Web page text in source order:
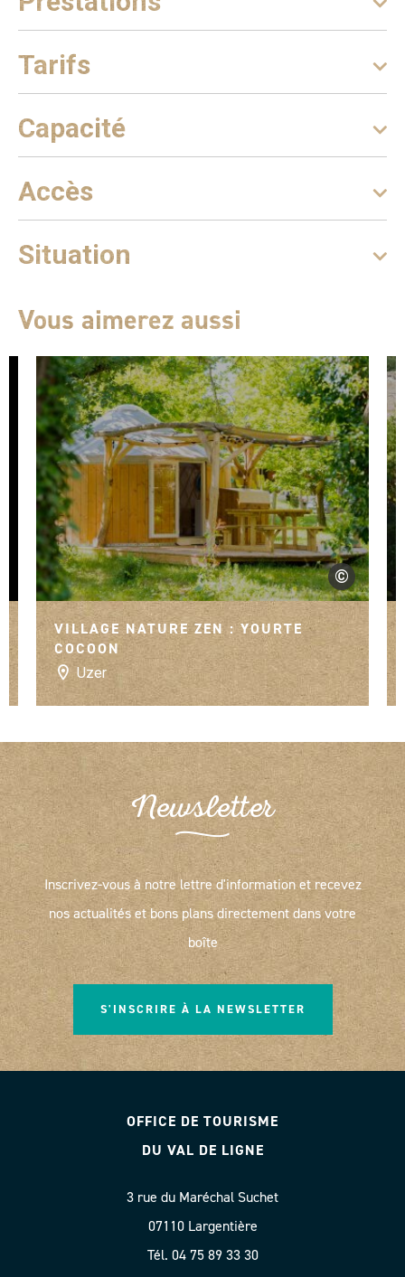
Tarifs
Capacité
Accès
Situation
Vous aimerez aussi
Fenestrier ©
©Village
VILLAGE NATURE ZEN : YOURTE
COCOON
Uzer
Newsletter
Inscrivez-vous à notre lettre d'information et recevez
nos actualités et bons plans directement dans votre
boîte
S'INSCRIRE À LA NEWSLETTER
OFFICE DE TOURISME
DU VAL DE LIGNE
3 rue du Maréchal Suchet
07110 Largentière
Tél. 04 75 89 33 30